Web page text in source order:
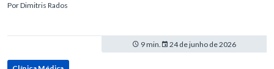
refluxo gastr
PorDimitris Rados
9 min. 24 de junho de 2026